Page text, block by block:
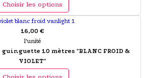
Choisir les options
16,00 €
l'unité
10 mètres "BLANC FROID &
VIOLET"